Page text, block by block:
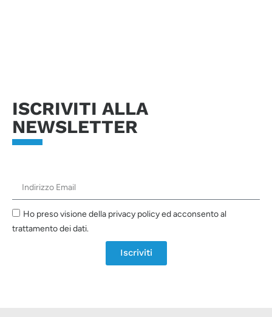
ISCRIVITI ALLA
NEWSLETTER
Ho preso visione della privacy policy ed acconsento al
trattamento dei dati.
Iscriviti